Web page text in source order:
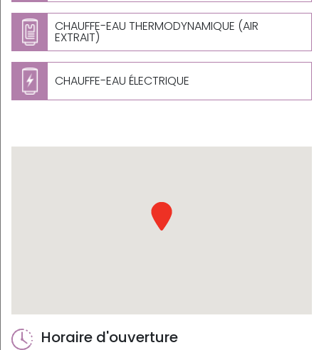
CHAUFFE-EAU THERMODYNAMIQUE (AIR
EXTRAIT)
CHAUFFE-EAU ÉLECTRIQUE
Horaire d'ouverture